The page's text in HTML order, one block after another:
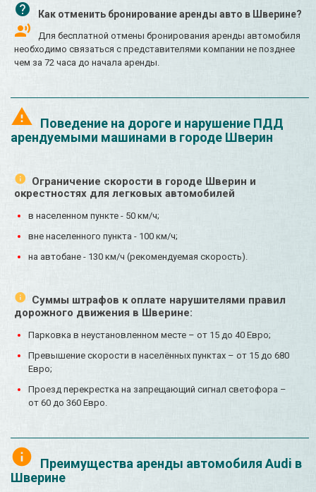
Как отменить бронирование аренды авто в Шверине?
Для бесплатной отмены бронирования аренды автомобиля
необходимо связаться с представителями компании не позднее
чем за 72 часа до начала аренды.
Поведение на дороге и нарушение ПДД
арендуемыми машинами в городе Шверин
Ограничение скорости в городе Шверин и
окрестностях для легковых автомобилей
в населенном пункте - 50 км/ч;
вне населенного пункта - 100 км/ч;
на автобане - 130 км/ч (рекомендуемая скорость).
Суммы штрафов к оплате нарушителями правил
дорожного движения в Шверине:
Парковка в неустановленном месте – от 15 до 40 Евро;
Превышение скорости в населённых пунктах – от 15 до 680
Евро;
Проезд перекрестка на запрещающий сигнал светофора –
от 60 до 360 Евро.
Преимущества аренды автомобиля Audi в
Шверине